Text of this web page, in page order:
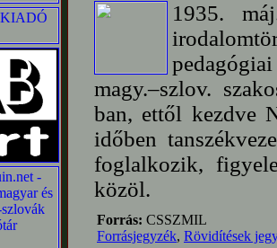
1935.
magy.–szlov.
ban, ettől kezdve
időben
foglalkozik,
közöl.
Forrás: CSSZMIL
Forrásjegyzék, Rövidítések